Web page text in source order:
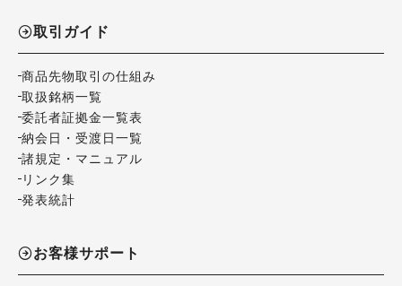
取引ガイド
商品先物取引の仕組み
取扱銘柄一覧
委託者証拠金一覧表
納会日・受渡日一覧
諸規定・マニュアル
リンク集
発表統計
お客様サポート